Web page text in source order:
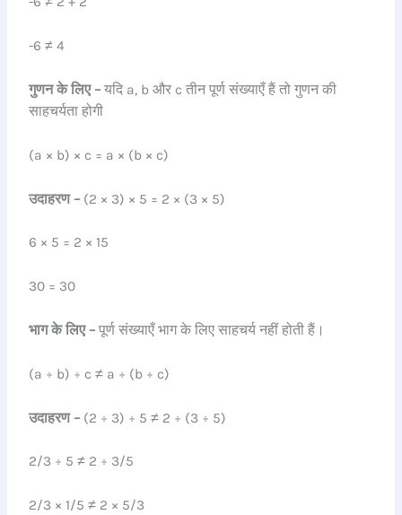
-6 ≠ 4
गुणन के लिए – यदि a, b और c तीन पूर्ण संख्याएँ हैं तो गुणन की
साहचर्यता होगी
(a × b) × c = a × (b × c)
उदाहरण – (2 × 3) × 5 = 2 × (3 × 5)
6 × 5 = 2 × 15
30 = 30
भाग के लिए – पूर्ण संख्याएँ भाग के लिए साहचर्य नहीं होती हैं।
(a ÷ b) ÷ c ≠ a ÷ (b ÷ c)
उदाहरण – (2 ÷ 3) ÷ 5 ≠ 2 ÷ (3 ÷ 5)
2/3 ÷ 5 ≠ 2 ÷ 3/5
2/3 × 1/5 ≠ 2 × 5/3